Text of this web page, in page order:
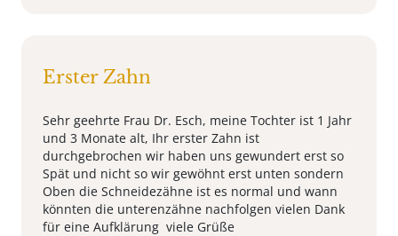
Erster Zahn
Sehr geehrte Frau Dr. Esch, meine Tochter ist 1 Jahr
und 3 Monate alt, Ihr erster Zahn ist
durchgebrochen wir haben uns gewundert erst so
Spät und nicht so wir gewöhnt erst unten sondern
Oben die Schneidezähne ist es normal und wann
könnten die unterenzähne nachfolgen vielen Dank
für eine Aufklärung viele Grüße